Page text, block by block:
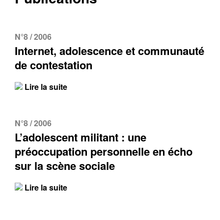
N°8 / 2006
Internet, adolescence et communauté
de contestation
Lire la suite
N°8 / 2006
L’adolescent militant : une
préoccupation personnelle en écho
sur la scène sociale
Lire la suite